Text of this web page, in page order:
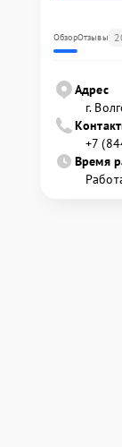
ОбзорОтзывы
Адрес
г.
+7
Время